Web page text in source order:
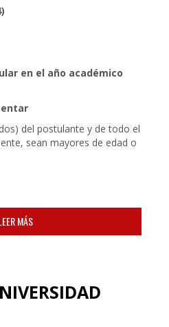
en el año académico
del postulante y de todo el
sean mayores de edad o
MÁS